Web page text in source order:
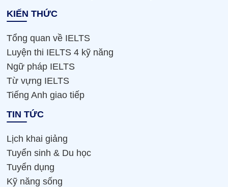
KIẾN THỨC
Tổng quan về IELTS
Luyện thi IELTS 4 kỹ năng
Ngữ pháp IELTS
Từ vựng IELTS
Tiếng Anh giao tiếp
TIN TỨC
Lịch khai giảng
Tuyển sinh & Du học
Tuyển dụng
Kỹ năng sống